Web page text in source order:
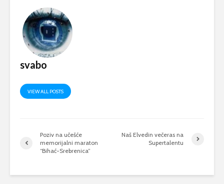
svabo
VIEW ALL POSTS
Poziv na učešće
memorijalni maraton
“Bihać-Srebrenica”
Naš Elvedin večeras na
Supertalentu